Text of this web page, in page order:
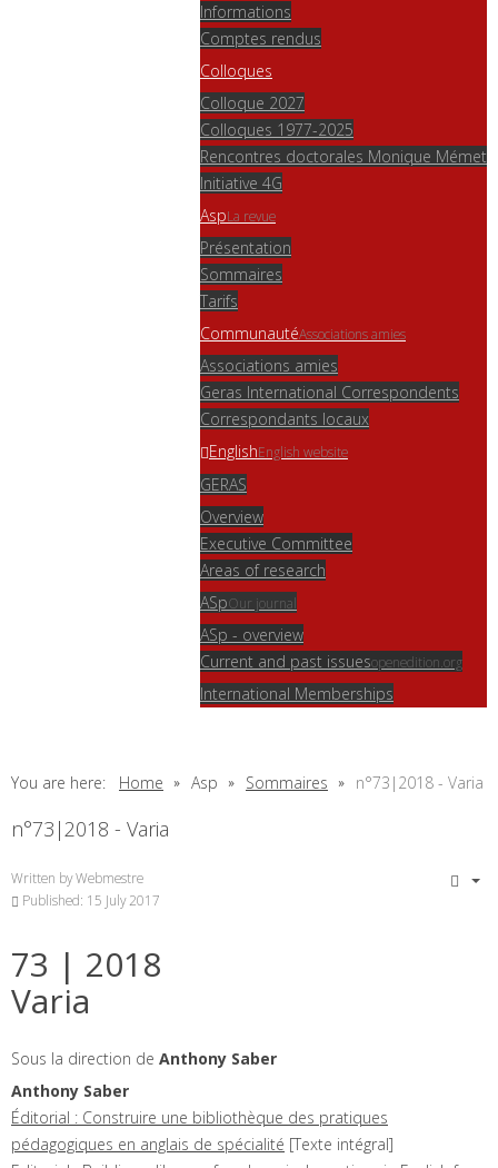
Informations
Comptes rendus
Colloques
Colloque 2027
Colloques 1977-2025
Rencontres doctorales Monique Mémet
Initiative 4G
AspLa revue
Présentation
Sommaires
Tarifs
CommunautéAssociations amies
Associations amies
Geras International Correspondents
Correspondants locaux
EnglishEnglish website
GERAS
Overview
Executive Committee
Areas of research
ASpOur journal
ASp - overview
Current and past issuesopenedition.org
International Memberships
You are here: Home Asp Sommaires n°73|2018 - Varia
n°73|2018 - Varia
Written byWebmestre
Published: 15 July 2017
73 | 2018
Varia
Sous la direction de Anthony Saber
Anthony Saber
Éditorial : Construire une bibliothèque des pratiques
pédagogiques en anglais de spécialité [Texte intégral]